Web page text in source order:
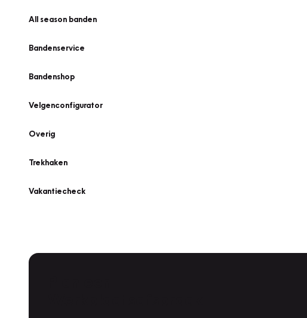
All season banden
Bandenservice
Bandenshop
Velgenconfigurator
Overig
Trekhaken
Vakantiecheck